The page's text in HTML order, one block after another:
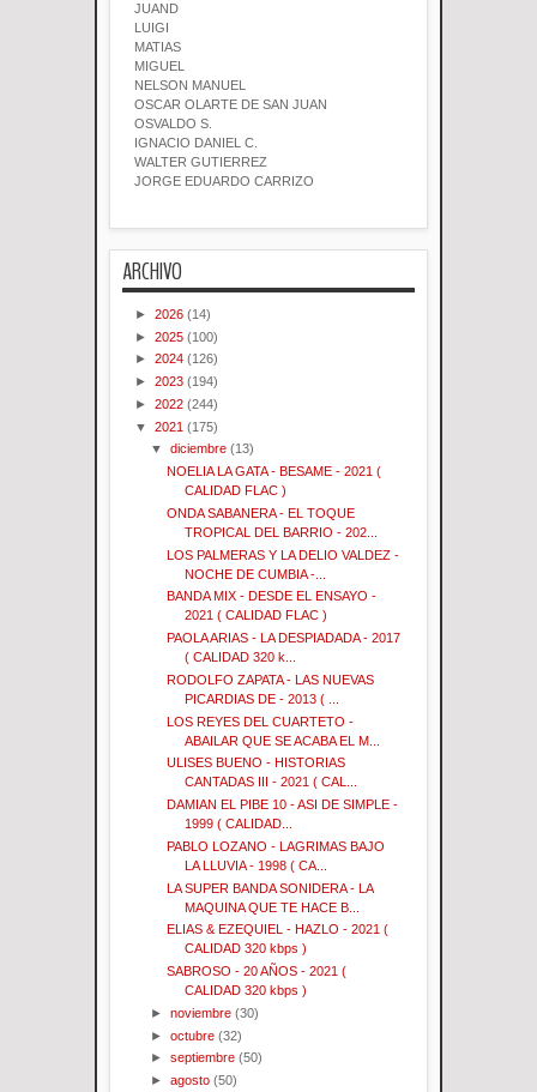
JUAND
LUIGI
MATIAS
MIGUEL
NELSON MANUEL
OSCAR OLARTE DE SAN JUAN
OSVALDO S.
IGNACIO DANIEL C.
WALTER GUTIERREZ
JORGE EDUARDO CARRIZO
ARCHIVO
► 2026 (14)
► 2025 (100)
► 2024 (126)
► 2023 (194)
► 2022 (244)
▼ 2021 (175)
▼diciembre (13)
NOELIA LA GATA - BESAME - 2021 (
CALIDAD FLAC )
ONDA SABANERA - EL TOQUE
TROPICAL DEL BARRIO - 202...
LOS PALMERAS Y LA DELIO VALDEZ -
NOCHE DE CUMBIA -...
BANDA MIX - DESDE EL ENSAYO -
2021 ( CALIDAD FLAC )
PAOLA ARIAS - LA DESPIADADA - 2017
( CALIDAD 320 k...
RODOLFO ZAPATA - LAS NUEVAS
PICARDIAS DE - 2013 ( ...
LOS REYES DEL CUARTETO -
ABAILAR QUE SE ACABA EL M...
ULISES BUENO - HISTORIAS
CANTADAS III - 2021 ( CAL...
DAMIAN EL PIBE 10 - ASI DE SIMPLE -
1999 ( CALIDAD...
PABLO LOZANO - LAGRIMAS BAJO
LA LLUVIA - 1998 ( CA...
LA SUPER BANDA SONIDERA - LA
MAQUINA QUE TE HACE B...
ELIAS & EZEQUIEL - HAZLO - 2021 (
CALIDAD 320 kbps )
SABROSO - 20 AÑOS - 2021 (
CALIDAD 320 kbps )
►noviembre (30)
►octubre (32)
►septiembre (50)
►agosto (50)